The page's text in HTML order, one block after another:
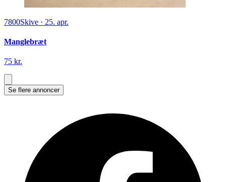
7800Skive · 25. apr.
Manglebræt
75 kr.
Se flere annoncer